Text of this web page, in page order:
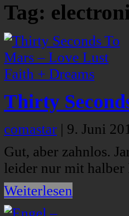
Tag:
Thirty
comastar | 9. Juni
Gut, aber zahnlos.
leider nur mit halber
Weiterlesen